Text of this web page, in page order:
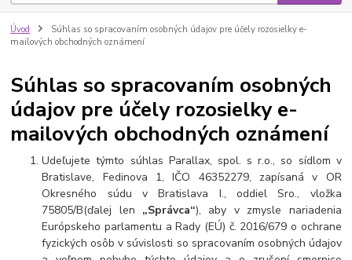
Úvod
Súhlas so spracovaním osobných údajov pre účely rozosielky e-
mailových obchodných oznámení
Súhlas so spracovaním osobných
údajov pre účely rozosielky e-
mailových obchodných oznámení
Udeľujete týmto súhlas Parallax, spol. s r.o., so sídlom v
Bratislave, Fedinova 1, IČO 46352279, zapísaná v OR
Okresného súdu v Bratislava I., oddiel Sro., vložka
75805/B(ďalej len „Správca“), aby v zmysle nariadenia
Európskeho parlamentu a Rady (EÚ) č. 2016/679 o ochrane
fyzických osôb v súvislosti so spracovaním osobných údajov